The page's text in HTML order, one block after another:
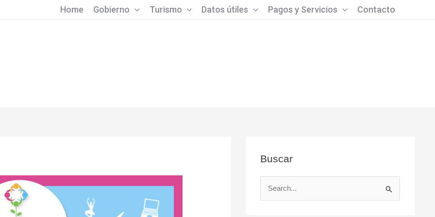
Home Gobierno Turismo Datos útiles Pagos y Servicios Contacto
Buscar